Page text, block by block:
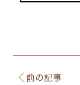
前の記事